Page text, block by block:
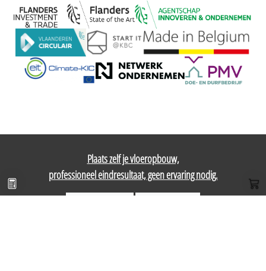
Bereken pakket
Plaats zelf je vloeropbouw,
professioneel eindresultaat, geen ervaring nodig.